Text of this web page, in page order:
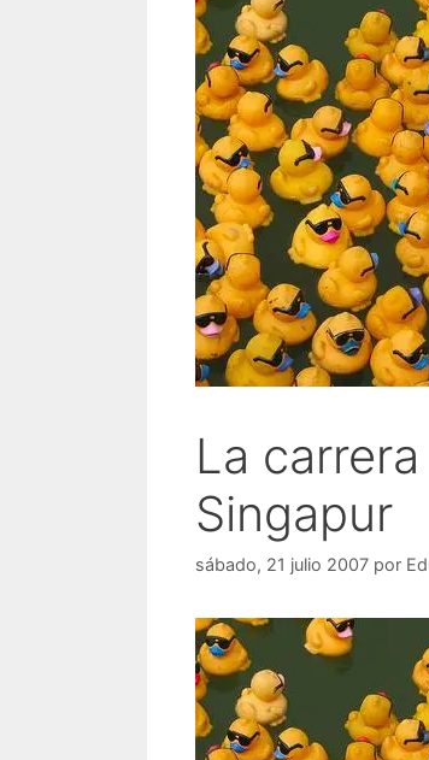
La
Singapur
sábado, 21 julio 2007 por